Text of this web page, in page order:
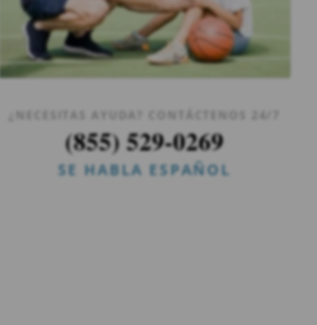
¿NECESITAS AYUDA? CONTÁCTENOS 24/7
(855) 529-0269
SE HABLA ESPAÑOL